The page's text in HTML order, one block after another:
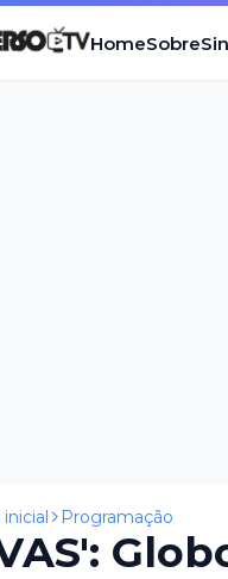
HomeSobre
Programação